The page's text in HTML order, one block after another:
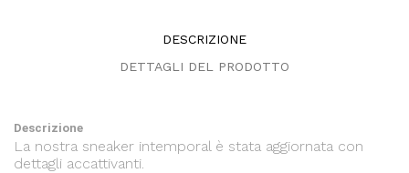
DESCRIZIONE
DETTAGLI DEL PRODOTTO
Descrizione
La nostra sneaker intemporal è stata aggiornata con
dettagli accattivanti.